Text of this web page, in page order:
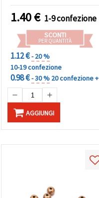
1.40€ 1-9 confezione
SCONTI
PER QUANTITÀ
1.12 €- 20 %
10-19 confezione
0.98 €- 30 % 20 confezione +
AGGIUNGI